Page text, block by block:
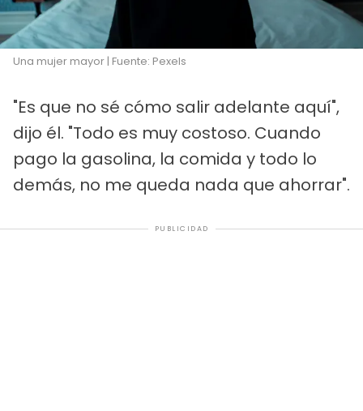
Una mujer mayor | Fuente: Pexels
"Es que no sé cómo salir adelante aquí",
dijo él. "Todo es muy costoso. Cuando
pago la gasolina, la comida y todo lo
demás, no me queda nada que ahorrar".
PUBLICIDAD